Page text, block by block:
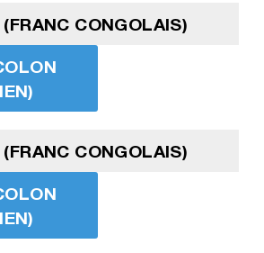
CONGOLAIS)
CONGOLAIS)